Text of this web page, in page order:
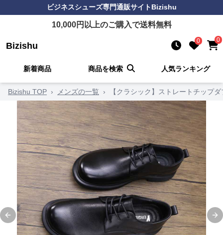
ビジネスシューズ専門通販サイトBizishu
10,000円以上のご購入で送料無料
Bizishu 0 0
新着商品 商品を検索 人気ランキング
Bizishu TOP › メンズの一覧 › 【クラシック】ストレートチップ
Previous slide